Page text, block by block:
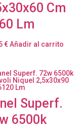
Cm
Lm
€ Añadir al carrito
Superf.
6500k